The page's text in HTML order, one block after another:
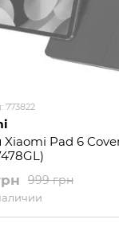
773822
Xiaomi Pad 6
999 грн